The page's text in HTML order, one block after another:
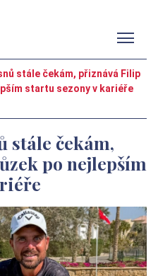
stále čekám, přiznává Filip
startu sezony v kariéře
stále čekám,
po nejlepším